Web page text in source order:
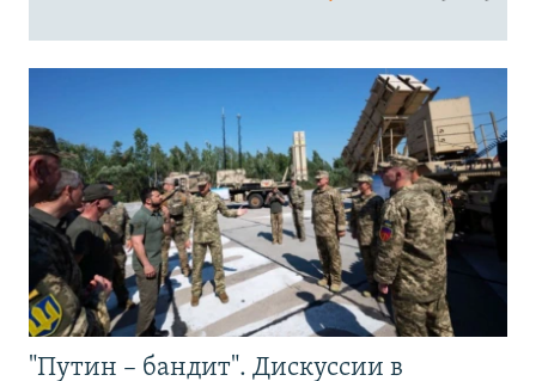
"Путин – бандит". Дискуссии в